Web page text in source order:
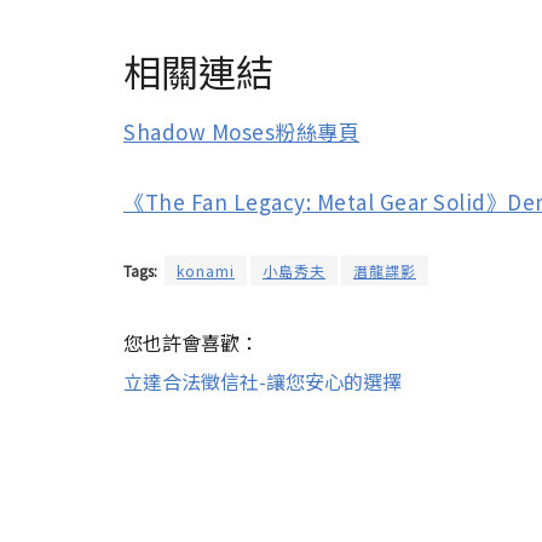
相關連結
Shadow Moses粉絲專頁
《The Fan Legacy: Metal Gear Solid》
Tags: konami 小島秀夫 潛龍諜影
您也許會喜歡：
立達合法徵信社-讓您安心的選擇